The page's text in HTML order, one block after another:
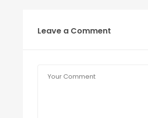
Leave a Comment